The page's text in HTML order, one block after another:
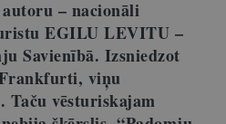
– nacionāli
EGILU LEVITU –
Savienībā. Izsniedzot
viņu
Taču vēsturiskajam